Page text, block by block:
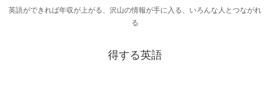
英語ができれば年収が上がる、沢山の情報が手に入る、いろんな人とつながれ
る
得する英語